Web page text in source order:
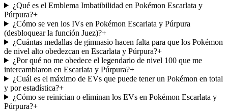
¿Qué es el Emblema Imbatibilidad en Pokémon Escarlata y
Púrpura?+
¿Cómo se ven los IVs en Pokémon Escarlata y Púrpura
(desbloquear la función Juez)?+
¿Cuántas medallas de gimnasio hacen falta para que los Pokémon
de nivel alto obedezcan en Escarlata y Púrpura?+
¿Por qué no me obedece el legendario de nivel 100 que me
intercambiaron en Escarlata y Púrpura?+
¿Cuál es el máximo de EVs que puede tener un Pokémon en total
y por estadística?+
¿Cómo se reinician o eliminan los EVs en Pokémon Escarlata y
Púrpura?+